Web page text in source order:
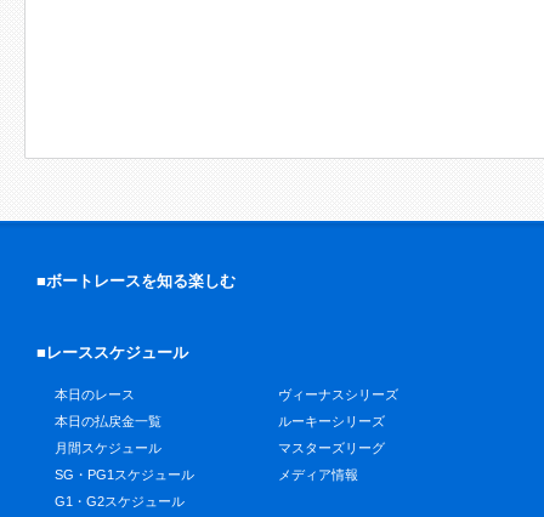
■ボートレースを知る楽しむ
■レーススケジュール
本日のレース
本日の払戻金一覧
月間スケジュール
SG・PG1スケジュール
G1・G2スケジュール
ヴィーナスシリーズ
ルーキーシリーズ
マスターズリーグ
メディア情報